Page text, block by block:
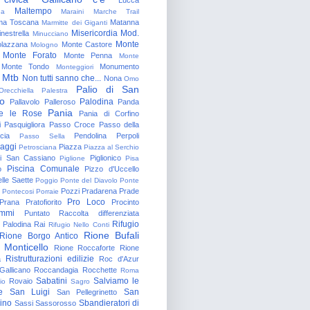
Maltempo Maraini Marche Trail
Toscana Marmitte dei Giganti Matanna
Minucciano Misericordia Mod.
Mologno Monte Castore Monte
Monte Forato
Monte Penna Monte
Monte Tondo Monteggiori Monumento
Mtb Non tutti sanno che... Nona Omo
Palestra
Palio di San
Pallavolo Palleroso Palodina Panda
le Rose Pania
Pania di Corfino
Pasquigliora Passo Croce Passo della
Passo Sella Pendolina Perpoli
Petrosciana Piazza Piazza al Serchio
San Cassiano Piglione Piglionico Pisa
Piscina Comunale
Pizzo d'Uccello
Saette Poggio Ponte del Diavolo Ponte
Pontecosi Porraie Pozzi Pradarena Prade
Pratofiorito Pro Loco Procinto
Puntato
Raccolta differenziata
Rai Rifugio Nello Conti Rifugio
Rione Borgo Antico
Rione Bufali
Monticello
Rione Roccaforte
Rione
Ristrutturazioni edilizie
Roc d'Azur
Roccandagia Rocchette Roma
Rovaio Sabatini Sagro Salviamo le
San Luigi San Pellegrinetto
San
Sassi Sassorosso Sbandieratori di